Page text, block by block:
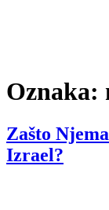
Oznaka:
Zašto
Izrael?